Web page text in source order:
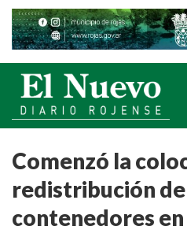
Comenzó la
redistribución
contenedores